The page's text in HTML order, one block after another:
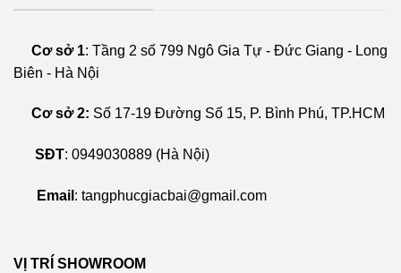
Cơ sở 1: Tầng 2 số 799 Ngô Gia Tự - Đức Giang - Long
Biên - Hà Nội
Cơ sở 2: Số 17-19 Đường Số 15, P. Bình Phú, TP.HCM
SĐT: 0949030889 (Hà Nội)
Email : tangphucgiacbai@gmail.com
VỊ TRÍ SHOWROOM